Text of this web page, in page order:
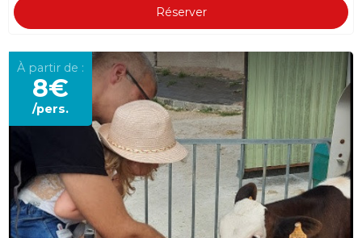
Réserver
À partir de :
8€
/pers.